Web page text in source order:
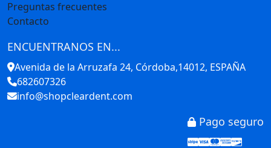
Preguntas frecuentes
Contacto
ENCUENTRANOS EN...
Avenida de la Arruzafa 24, Córdoba,14012, ESPAÑA
682607326
info@shopcleardent.com
Pago seguro
Stripe
Visa